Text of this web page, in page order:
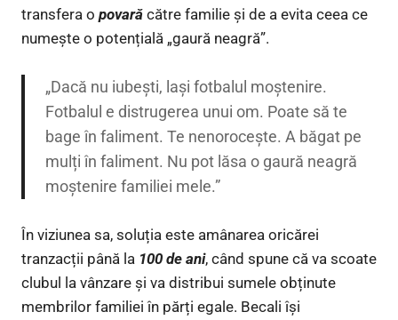
transfera o povară către familie și de a evita ceea ce
numește o potențială „gaură neagră”.
„Dacă nu iubești, lași fotbalul moștenire.
Fotbalul e distrugerea unui om. Poate să te
bage în faliment. Te nenorocește. A băgat pe
mulți în faliment. Nu pot lăsa o gaură neagră
moștenire familiei mele.”
În viziunea sa, soluția este amânarea oricărei
tranzacții până la 100 de ani, când spune că va scoate
clubul la vânzare și va distribui sumele obținute
membrilor familiei în părți egale. Becali își